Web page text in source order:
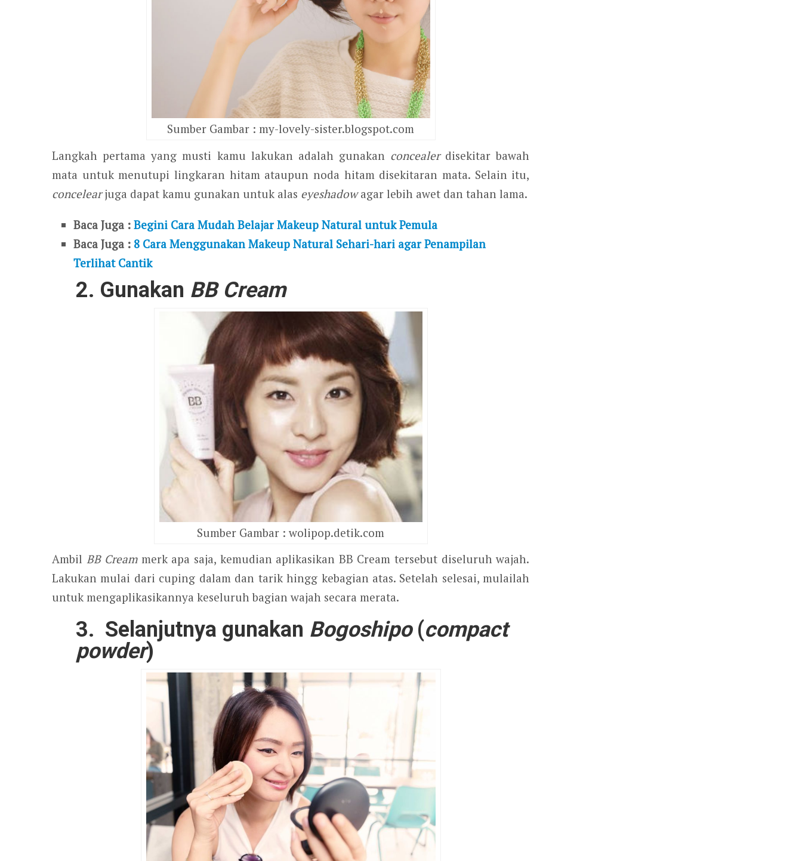
Sumber Gambar : my-lovely-sister.blogspot.com
Langkah pertama yang musti kamu lakukan adalah gunakan concealerdisekitar bawah
mata untuk menutupi lingkaran hitam ataupun noda hitam disekitaran mata. Selain itu,
concelearjuga dapat kamu gunakan untuk alas eyeshadowagar lebih awet dan tahan lama.
Baca Juga :Begini Cara Mudah Belajar Makeup Natural untuk Pemula
Baca Juga : 8 Cara Menggunakan Makeup Natural Sehari-hari agar Penampilan
Terlihat Cantik
2. Gunakan BB Cream
Sumber Gambar : wolipop.detik.com
Ambil BB Creammerk apa saja, kemudian aplikasikan BB Cream tersebut diseluruh wajah.
Lakukan mulai dari cuping dalam dan tarik hingg kebagian atas. Setelah selesai, mulailah
untuk mengaplikasikannya keseluruh bagian wajah secara merata.
3. Selanjutnya gunakan Bogoshipo(compact
powder)